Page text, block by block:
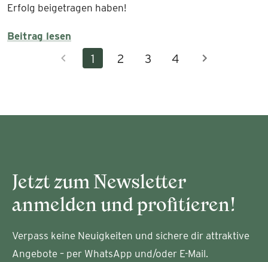
Erfolg beigetragen haben!
Beitrag lesen
1 2 3 4
Jetzt zum Newsletter
anmelden und profitieren!
Verpass keine Neuigkeiten und sichere dir attraktive
Angebote – per WhatsApp und/oder E-Mail.